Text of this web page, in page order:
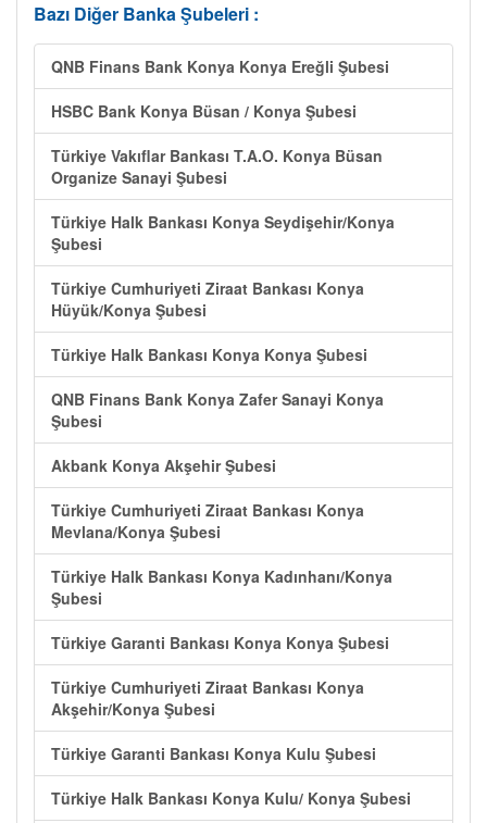
Bazı Diğer Banka Şubeleri :
QNB Finans Bank Konya Konya Ereğli Şubesi
HSBC Bank Konya Büsan / Konya Şubesi
Türkiye Vakıflar Bankası T.A.O. Konya Büsan
Organize Sanayi Şubesi
Türkiye Halk Bankası Konya Seydişehir/Konya
Şubesi
Türkiye Cumhuriyeti Ziraat Bankası Konya
Hüyük/Konya Şubesi
Türkiye Halk Bankası Konya Konya Şubesi
QNB Finans Bank Konya Zafer Sanayi Konya
Şubesi
Akbank Konya Akşehir Şubesi
Türkiye Cumhuriyeti Ziraat Bankası Konya
Mevlana/Konya Şubesi
Türkiye Halk Bankası Konya Kadınhanı/Konya
Şubesi
Türkiye Garanti Bankası Konya Konya Şubesi
Türkiye Cumhuriyeti Ziraat Bankası Konya
Akşehir/Konya Şubesi
Türkiye Garanti Bankası Konya Kulu Şubesi
Türkiye Halk Bankası Konya Kulu/ Konya Şubesi